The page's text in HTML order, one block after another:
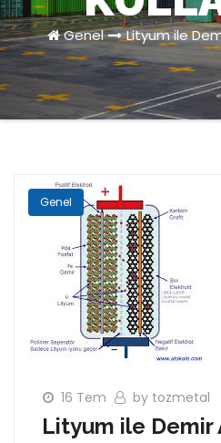
Genel Lityum ile
Genel
16 Tem by tozmetal
Lityum ile Demir